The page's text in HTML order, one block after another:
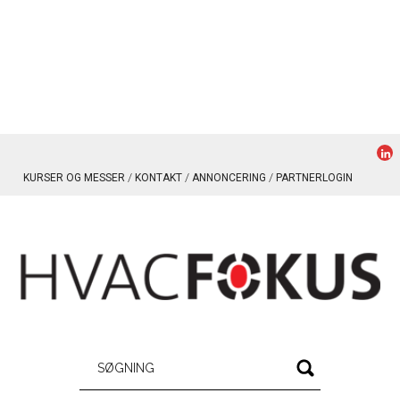
KURSER OG MESSER KONTAKT ANNONCERING PARTNERLOGIN